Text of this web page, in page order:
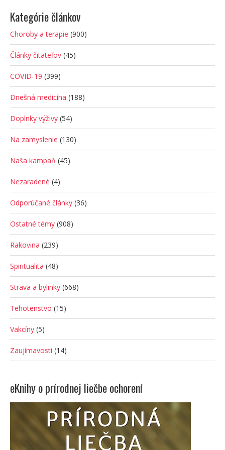
Kategórie článkov
Choroby a terapie (900)
Články čitateľov (45)
COVID-19 (399)
Dnešná medicína (188)
Doplnky výživy (54)
Na zamyslenie (130)
Naša kampaň (45)
Nezaradené (4)
Odporúčané články (36)
Ostatné témy (908)
Rakovina (239)
Spiritualita (48)
Strava a bylinky (668)
Tehotenstvo (15)
Vakcíny (5)
Zaujímavosti (14)
eKnihy o prírodnej liečbe ochorení